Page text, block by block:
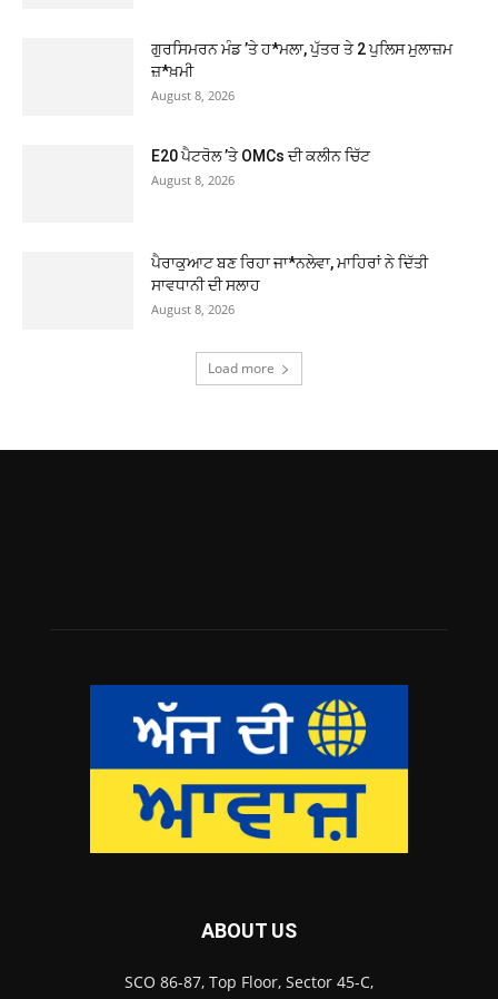
ਗੁਰਸਿਮਰਨ ਮੰਡ ’ਤੇ ਹ*ਮਲਾ, ਪੁੱਤਰ ਤੇ 2 ਪੁਲਿਸ ਮੁਲਾਜ਼ਮ
ਜ਼*ਖ਼ਮੀ
August 8, 2026
E20 ਪੈਟਰੋਲ ’ਤੇ OMCs ਦੀ ਕਲੀਨ ਚਿੱਟ
August 8, 2026
ਪੈਰਾਕੁਆਟ ਬਣ ਰਿਹਾ ਜਾ*ਨਲੇਵਾ, ਮਾਹਿਰਾਂ ਨੇ ਦਿੱਤੀ
ਸਾਵਧਾਨੀ ਦੀ ਸਲਾਹ
August 8, 2026
Load more
ABOUT US
SCO 86-87, Top Floor, Sector 45-C,